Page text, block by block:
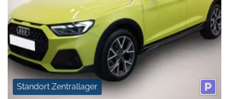
Standort Zentrallager